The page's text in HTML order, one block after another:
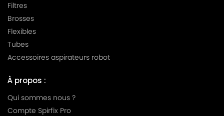
MIELE
MIELE
MIELE
MIELE ALUMINIUM
MIELE
MIELE
MIELE AMBIANTE
Filtres
Brosses
Flexibles
Tubes
Accessoires aspirateurs robot
À propos :
Qui sommes nous ?
Compte Spirfix Pro